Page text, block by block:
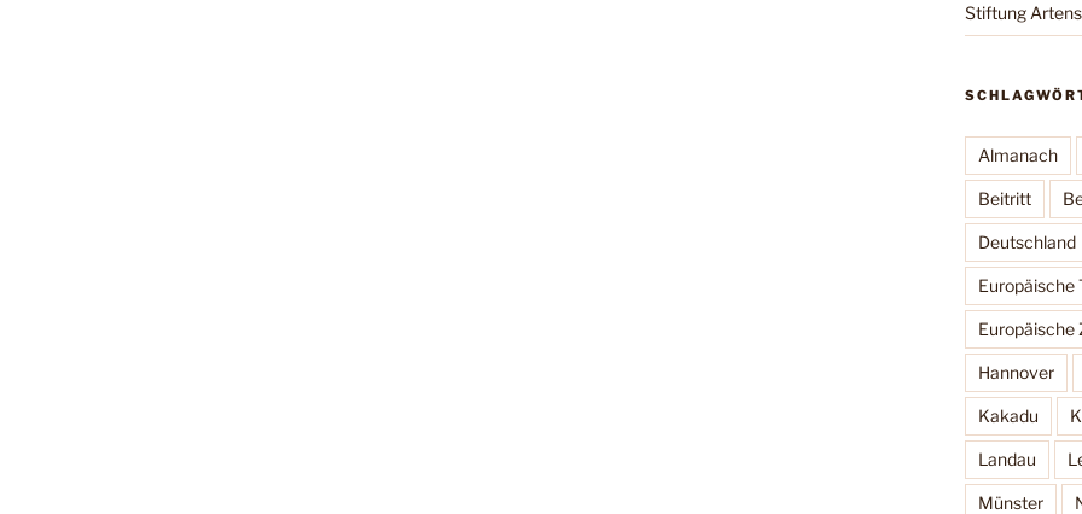
Stiftung
Almanach
Beitritt
Deutschland
Europäische
Europäische
Hannover
Kakadu
Landau
Münster